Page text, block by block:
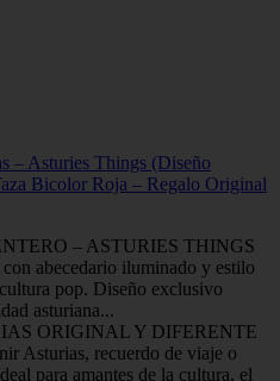
– Asturies Things (Diseño
Bicolor Roja – Regalo Original
– ASTURIES THINGS
abecedario iluminado y estilo
pop. Diseño exclusivo
asturiana...
ORIGINAL Y DIFERENTE
Asturias, recuerdo de viaje o
para amantes de la cultura, el